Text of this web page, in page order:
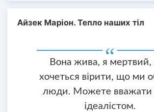
Айзек Маріон. Тепло наших тіл
Вона жива, я мертвий,
хочеться вірити, що ми
люди. Можете вважати
ідеалістом.